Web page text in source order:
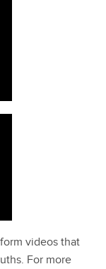
videos that
For more